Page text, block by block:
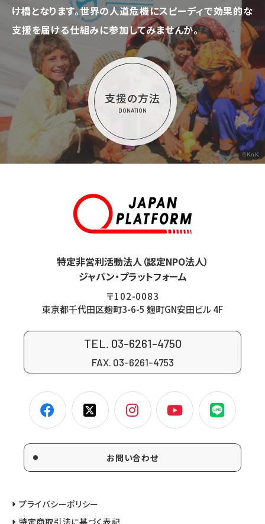
け橋となります。世界の人道危機にスピーディで効果的な
支援を届ける仕組みに参加してみませんか。
支援の方法
DONATION
©KnK
特定非営利活動法人（認定NPO法人）
ジャパン・プラットフォーム
〒102-0083
東京都千代田区麹町3-6-5 麹町GN安田ビル 4F
TEL. 03-6261-4750
FAX. 03-6261-4753
お問い合わせ
プライバシーポリシー